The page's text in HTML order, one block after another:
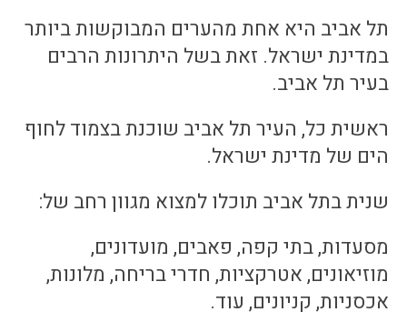
תל אביב היא אחת מהערים המבוקשות ביותר
במדינת ישראל. זאת בשל היתרונות הרבים
בעיר תל אביב.
ראשית כל, העיר תל אביב שוכנת בצמוד לחוף
הים של מדינת ישראל.
שנית בתל אביב תוכלו למצוא מגוון רחב של:
מסעדות, בתי קפה, פאבים, מועדונים,
מוזיאונים, אטרקציות, חדרי בריחה, מלונות,
אכסניות, קניונים, עוד.